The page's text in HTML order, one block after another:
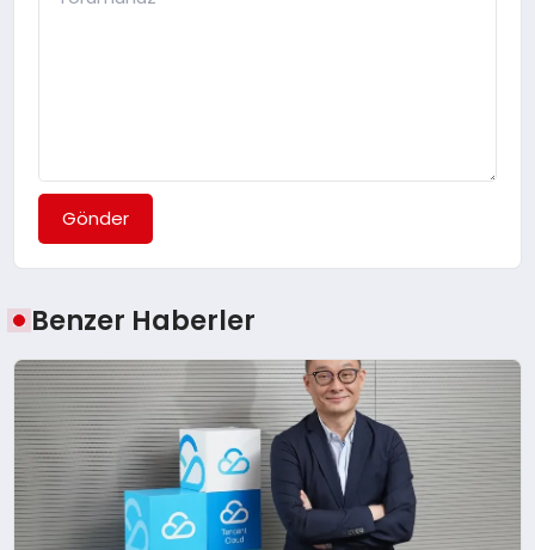
Gönder
Benzer Haberler